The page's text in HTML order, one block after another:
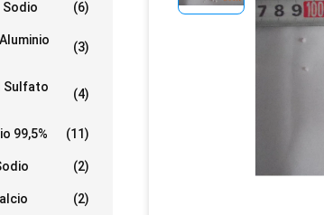
Sodio (6)
(3)
Sulfato
(4)
99,5% (11)
(2)
(2)